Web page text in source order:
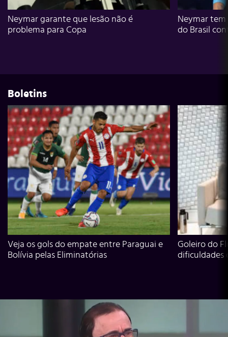
Neymar garante que lesão não é
problema para Copa
Neymar
do Brasil
Boletins
Veja os gols do empate entre Paraguai e
Bolívia pelas Eliminatórias
Goleiro do
dificuldades